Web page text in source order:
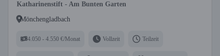
Katharinenstift - Am Bunten Garten
Mönchengladbach
4.050 - 4.550 €/Monat Vollzeit Teilzeit